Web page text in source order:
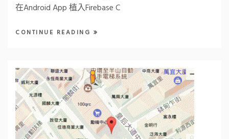
在Android App 植入Firebase C
CONTINUE READING